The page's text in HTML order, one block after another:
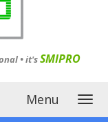
•it'sSMIPRO
Menu